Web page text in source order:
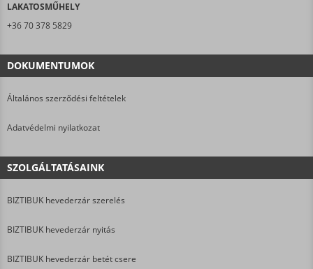
LAKATOSMŰHELY
+36 70 378 5829
DOKUMENTUMOK
Általános szerződési feltételek
Adatvédelmi nyilatkozat
SZOLGÁLTATÁSAINK
BIZTIBUK hevederzár szerelés
BIZTIBUK hevederzár nyitás
BIZTIBUK hevederzár betét csere